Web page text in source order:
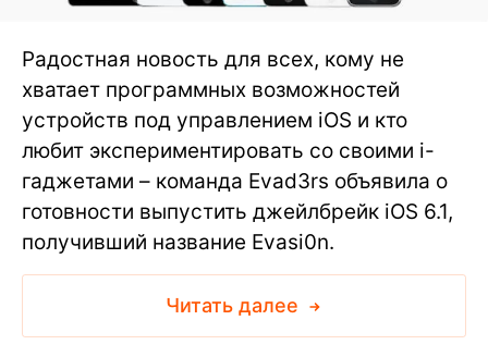
Радостная новость для всех, кому не
хватает программных возможностей
устройств под управлением iOS и кто
любит экспериментировать со своими i-
гаджетами – команда Evad3rs объявила о
готовности выпустить джейлбрейк iOS 6.1,
получивший название Evasi0n.
Читать далее